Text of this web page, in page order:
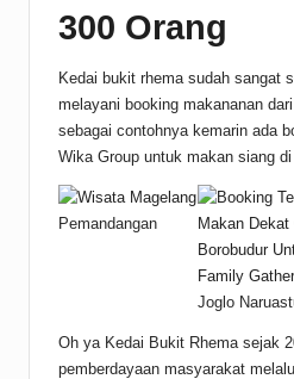
300 Orang
Kedai bukit rhema sudah sangat
melayani booking makananan
sebagai contohnya kemarin ada
Wika Group untuk makan siang
Pemandangan
Joglo
Oh ya Kedai Bukit Rhema sejak
pemberdayaan masyarakat